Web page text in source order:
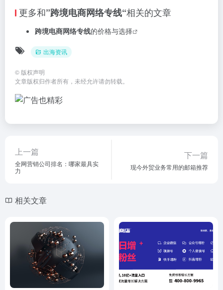
更多和”跨境电商网络专线“相关的文章
跨境电商网络专线的价格与选择
出海资讯
© 版权声明
文章版权归作者所有，未经允许请勿转载。
上一篇
全网营销公司排名：哪家最具实
力
下一篇
现今外贸业务常用的邮箱推荐
相关文章